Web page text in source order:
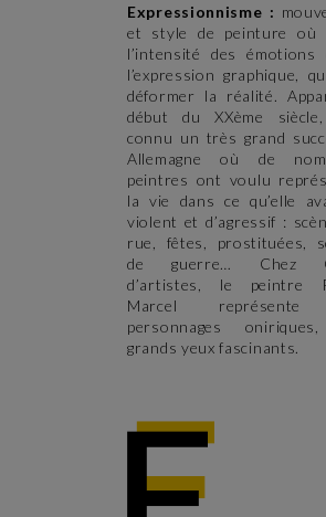
Expressionnisme :
et style de peinture où
l’intensité des émotions
l’expression graphique,
déformer la réalité.
début du XXème
connu un très grand
Allemagne où de
peintres ont voulu
la vie dans ce qu’elle
violent et d’agressif :
rue, fêtes, prostituées,
de guerre… Chez
d’artistes, le peintre
Marcel représente
personnages
grands yeux fascinants.